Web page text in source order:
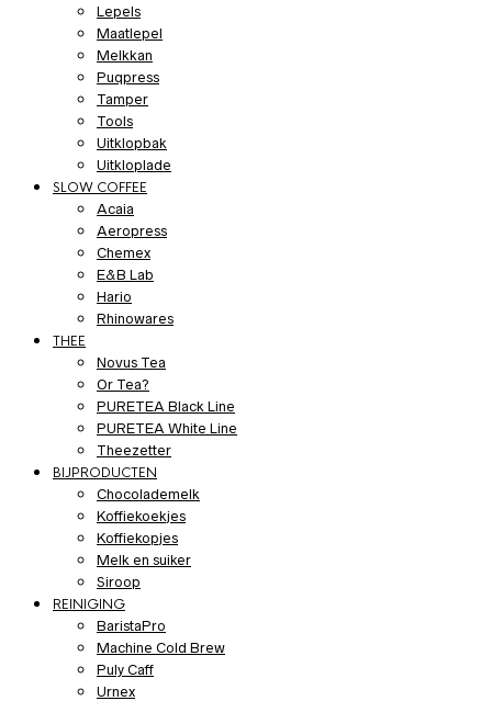
Lepels
Maatlepel
Melkkan
Puqpress
Tamper
Tools
Uitklopbak
Uitkloplade
SLOW COFFEE
Acaia
Aeropress
Chemex
E&B Lab
Hario
Rhinowares
THEE
Novus Tea
Or Tea?
PURETEA Black Line
PURETEA White Line
Theezetter
BIJPRODUCTEN
Chocolademelk
Koffiekoekjes
Koffiekopjes
Melk en suiker
Siroop
REINIGING
BaristaPro
Machine Cold Brew
Puly Caff
Urnex